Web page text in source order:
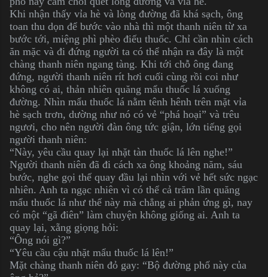
Khi nhận thấy vỉa hè và lòng đường đã khá sạch, ông
toan thu dọn để bước vào nhà thì một thanh niên từ xa
bước tới, miệng phì phèo điếu thuốc. Chỉ cần nhìn cách
ăn mặc và đi đứng người ta có thể nhận ra đây là một
chàng thanh niên ngang tàng. Khi tới chỗ ông đang
đứng, người thanh niên rít hơi cuối cùng rồi coi như
không có ai, thản nhiên quăng mẩu thuốc lá xuống
đường. Nhìn mẩu thuốc lá nằm tênh hênh trên mặt vỉa
hè sạch trơn, dường như nó có vẻ “phá hoại” và trêu
ngươi, cho nên người đàn ông tức giận, lớn tiếng gọi
người thanh niên:
“Này, yêu cầu quay lại nhặt tàn thuốc lá lên nghe!”
Người thanh niên đã đi cách xa ông khoảng năm, sáu
bước, nghe gọi thế quay đầu lại nhìn với vẻ hết sức ngạc
nhiên. Anh ta ngạc nhiên vì có thể cả trăm lần quăng
mẩu thuốc lá như thế này mà chẳng ai phản ứng gì, nay
có một “gã điên” làm chuyện không giống ai. Anh ta
quay lại, xẵng giọng hỏi:
“Ông nói gì?”
“Yêu cầu cậu nhặt mẩu thuốc lá lên!”
Mặt chàng thanh niên đỏ gay: “Bộ đường phố này của